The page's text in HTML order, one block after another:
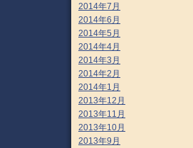
2014年7月
2014年6月
2014年5月
2014年4月
2014年3月
2014年2月
2014年1月
2013年12月
2013年11月
2013年10月
2013年9月